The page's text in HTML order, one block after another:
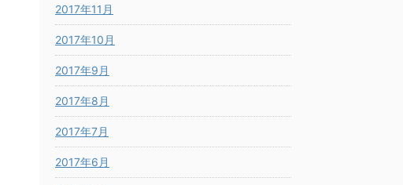
2017年11月
2017年10月
2017年9月
2017年8月
2017年7月
2017年6月